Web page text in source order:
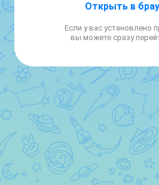
Открыть в
Если у вас установлено
вы можете сразу